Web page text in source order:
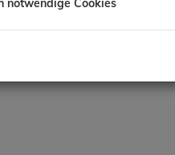
notwendige Cookies